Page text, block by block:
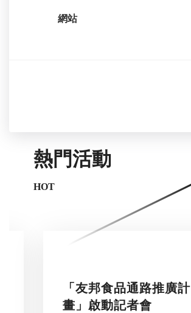
網站
熱門活動
HOT
「友邦食品通路推廣計
畫」啟動記者會